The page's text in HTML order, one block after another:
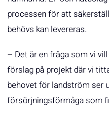
processen för att
behövs kan levereras.
– Det är en fråga som vi
förslag på projekt där vi
behovet för landström ser
försörjningsförmåga som